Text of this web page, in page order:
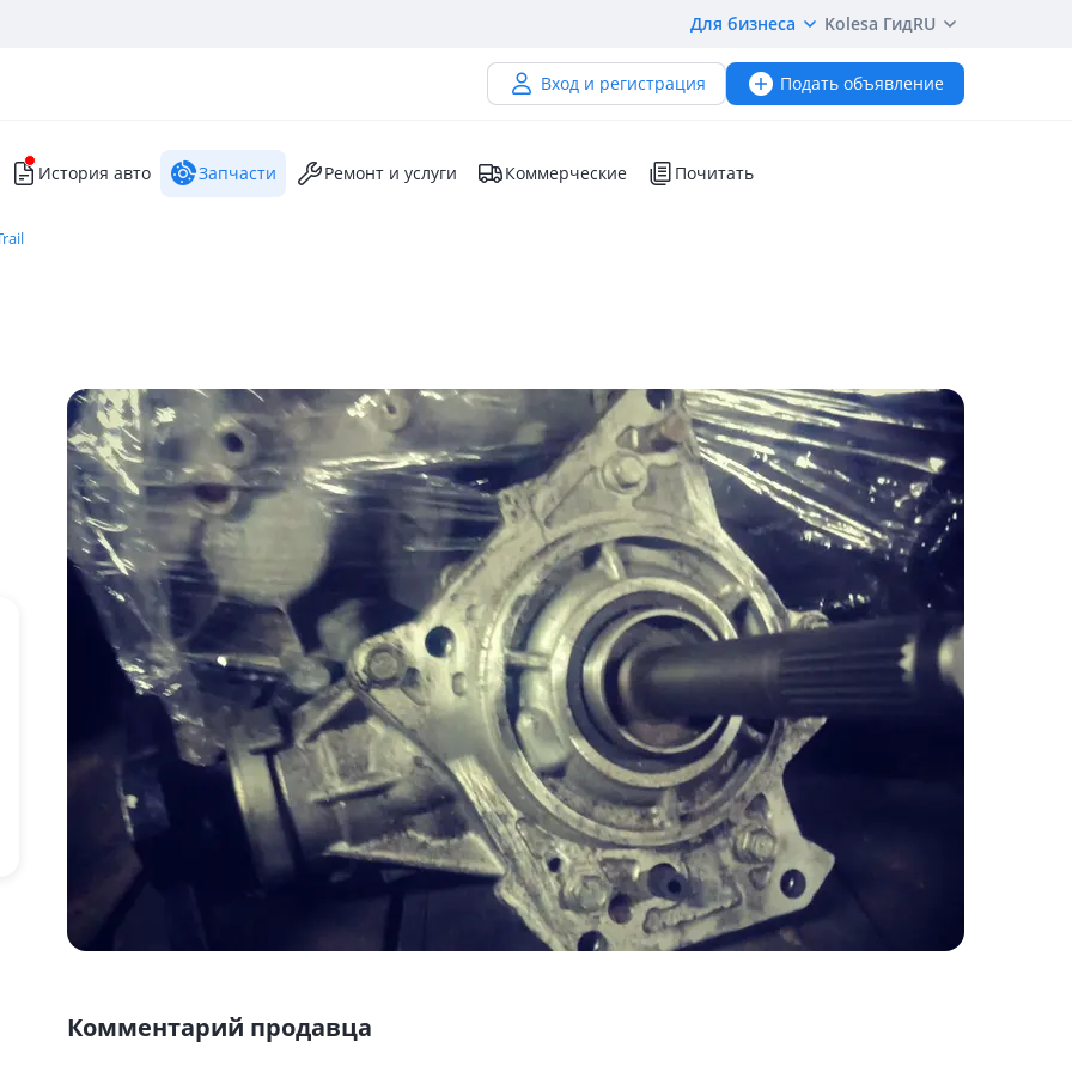
Для бизнеса Kolesa ГидRU
Вход и регистрация Подать объявление
История авто Запчасти Ремонт и услуги Коммерческие Почитать
Комментарий продавца